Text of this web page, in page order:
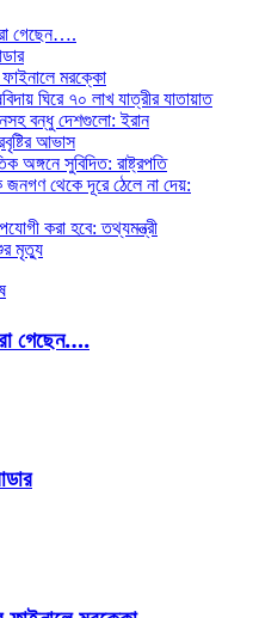
গেছেন….
ফাইনালে মরক্কো
ঘিরে ৭০ লাখ যাত্রীর যাতায়াত
বন্ধু দেশগুলো: ইরান
আভাস
অঙ্গনে সুবিদিত: রাষ্ট্রপতি
থেকে দূরে ঠেলে না দেয়:
করা হবে: তথ্যমন্ত্রী
মৃত্যু
গেছেন….